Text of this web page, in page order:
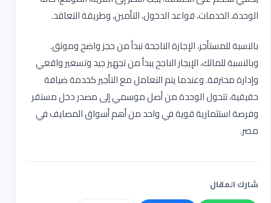
الوحدة، الخدمات، قواعد الدخول، التأمين، وطريقة التعاقد.
بالنسبة للمستأجر، الإجازة الناجحة تبدأ من حجز واضح وموثق.
وبالنسبة للمالك، الإيجار الناجح يبدأ من تجهيز جيد وتسعير واقعي
وإدارة محترفة. وعندما يتم التعامل مع التأجير كخدمة ضيافة
حقيقية، تتحول الوحدة من أصل موسمي إلى مصدر دخل مستقر
وفرصة استثمارية قوية في واحد من أهم أسواق المصايف في
مصر.
شارك المقال